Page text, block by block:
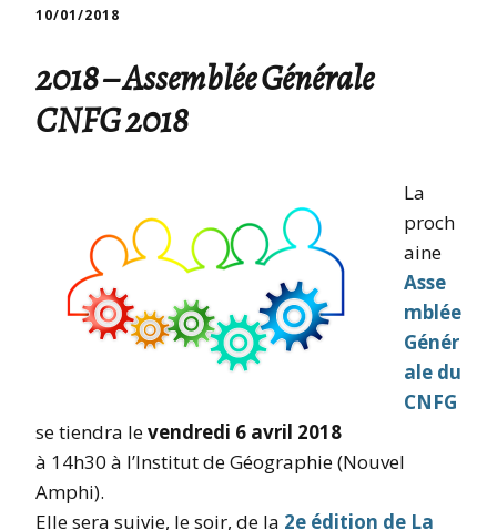
10/01/2018
2018 – Assemblée Générale
CNFG 2018
La
proch
aine
Asse
mblée
Génér
ale du
CNFG
se tiendra levendredi 6 avril 2018
à 14h30 à l’Institut de Géographie (Nouvel
Amphi).
Elle sera suivie, le soir, de la 2e édition de La